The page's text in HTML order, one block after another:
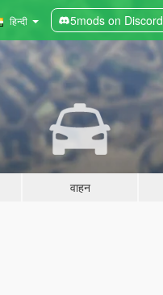
हिन्दी 5mods on Discord
वाहन